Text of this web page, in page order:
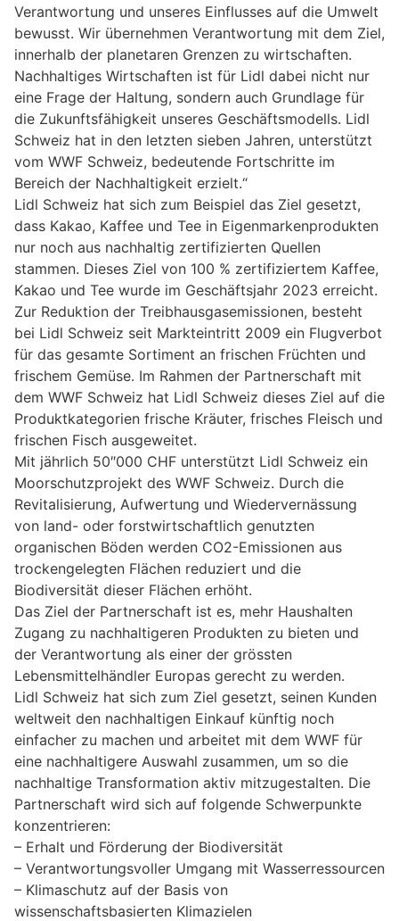
Verantwortung und unseres Einflusses auf die Umwelt
bewusst. Wir übernehmen Verantwortung mit dem Ziel,
innerhalb der planetaren Grenzen zu wirtschaften.
Nachhaltiges Wirtschaften ist für Lidl dabei nicht nur
eine Frage der Haltung, sondern auch Grundlage für
die Zukunftsfähigkeit unseres Geschäftsmodells. Lidl
Schweiz hat in den letzten sieben Jahren, unterstützt
vom WWF Schweiz, bedeutende Fortschritte im
Bereich der Nachhaltigkeit erzielt.“
Lidl Schweiz hat sich zum Beispiel das Ziel gesetzt,
dass Kakao, Kaffee und Tee in Eigenmarkenprodukten
nur noch aus nachhaltig zertifizierten Quellen
stammen. Dieses Ziel von 100 % zertifiziertem Kaffee,
Kakao und Tee wurde im Geschäftsjahr 2023 erreicht.
Zur Reduktion der Treibhausgasemissionen, besteht
bei Lidl Schweiz seit Markteintritt 2009 ein Flugverbot
für das gesamte Sortiment an frischen Früchten und
frischem Gemüse. Im Rahmen der Partnerschaft mit
dem WWF Schweiz hat Lidl Schweiz dieses Ziel auf die
Produktkategorien frische Kräuter, frisches Fleisch und
frischen Fisch ausgeweitet.
Mit jährlich 50″000 CHF unterstützt Lidl Schweiz ein
Moorschutzprojekt des WWF Schweiz. Durch die
Revitalisierung, Aufwertung und Wiedervernässung
von land- oder forstwirtschaftlich genutzten
organischen Böden werden CO2-Emissionen aus
trockengelegten Flächen reduziert und die
Biodiversität dieser Flächen erhöht.
Das Ziel der Partnerschaft ist es, mehr Haushalten
Zugang zu nachhaltigeren Produkten zu bieten und
der Verantwortung als einer der grössten
Lebensmittelhändler Europas gerecht zu werden.
Lidl Schweiz hat sich zum Ziel gesetzt, seinen Kunden
weltweit den nachhaltigen Einkauf künftig noch
einfacher zu machen und arbeitet mit dem WWF für
eine nachhaltigere Auswahl zusammen, um so die
nachhaltige Transformation aktiv mitzugestalten. Die
Partnerschaft wird sich auf folgende Schwerpunkte
konzentrieren:
– Erhalt und Förderung der Biodiversität
– Verantwortungsvoller Umgang mit Wasserressourcen
– Klimaschutz auf der Basis von
wissenschaftsbasierten Klimazielen